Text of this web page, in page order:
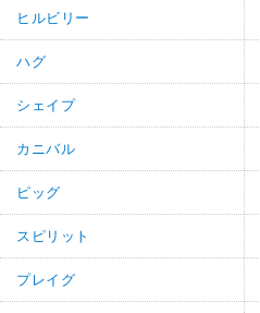
ヒルビリー
ハグ
シェイプ
カニバル
ピッグ
スピリット
プレイグ